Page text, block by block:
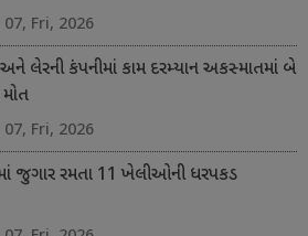
Fri, 2026
લેરની કંપનીમાં કામ દરમ્યાન અકસ્માતમાં બે
મોત
Fri, 2026
જુગાર રમતા 11 ખેલીઓની ધરપકડ